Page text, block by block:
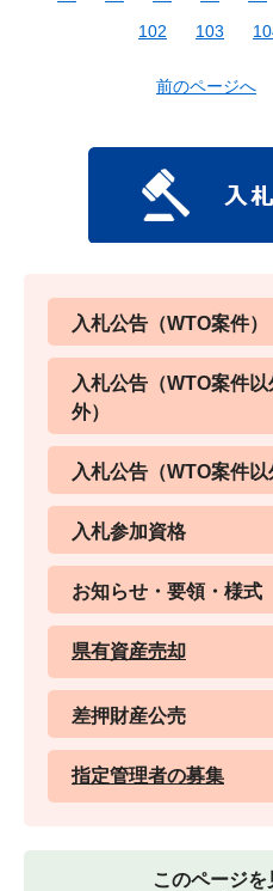
102
103
前のページへ
入札公告（WTO案件）
入札公告（WTO案件
外）
入札公告（WTO案件以
入札参加資格
お知らせ・要領・様式
県有資産売却
差押財産公売
指定管理者の募集
このページ